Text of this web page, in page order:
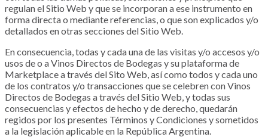
regulan el Sitio Web y que se incorporan a ese instrumento en
forma directa o mediante referencias, o que son explicados y/o
detallados en otras secciones del Sitio Web.
En consecuencia, todas y cada una de las visitas y/o accesos y/o
usos de o a Vinos Directos de Bodegas y su plataforma de
Marketplacea través del Sito Web, así como todos y cada uno
de los contratos y/o transacciones que se celebren con Vinos
Directos de Bodegas a través del Sitio Web, y todas sus
consecuencias y efectos de hecho y de derecho, quedarán
regidos por los presentes Términos y Condiciones y sometidos
a la legislación aplicable en la República Argentina.